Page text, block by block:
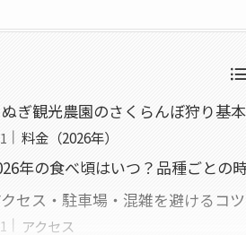
ぬぎ観光農園のさくらんぼ狩り基
料金（2026年）
年の食べ頃はいつ？品種ごとの
セス・駐車場・混雑を避けるコツ
アクセス